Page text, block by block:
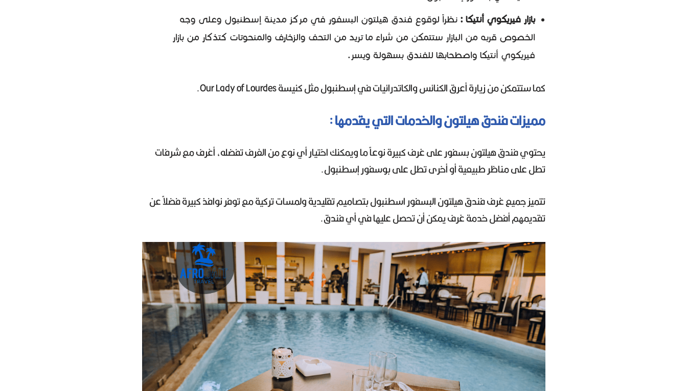
بازار فيريكوي أنتيكا : نظراً لوقوع فندق هيلتون البسفور في مركز مدينة إسطنبول وعلى وجه
الخصوص قربه من البازار ستتمكن من شراء ما تريد من التحف والزخارف والمنحوتات كتذكار من بازار
فيريكوي أنتيكا واصطحابها للفندق بسهولة ويسر.
كما ستتمكن من زيارة أعرق الكنائس والكاتدرائيات في إسطنبول مثل كنيسة Our Lady of Lourdes.
مميزات فندق هيلتون والخدمات التي يقدمها :
يحتوي فندق هيلتون بسفور على غرف كبيرة نوعاً ما ويمكنك اختيار أي نوع من الغرف تفضله، أغرف مع شرفات
تطل على مناظر طبيعية أو أخرى تطل على بوسفور إسطنبول.
تتميز جميع غرف فندق هيلتون البسفور اسطنبول بتصاميم تقليدية ولمسات تركية مع توفر نوافذ كبيرة فضلاً عن
تقديمهم أفضل خدمة غرف يمكن أن تحصل عليها في أي فندق.